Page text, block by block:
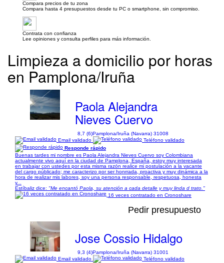
Compara precios de tu zona
Compara hasta 4 presupuestos desde tu PC o smartphone, sin compromiso.
Contrata con confianza
Lee opiniones y consulta perfiles para más información.
Limpieza a domicilio por horas
en Pamplona/Iruña
Paola Alejandra
Nieves Cuervo
8,7 (6)Pamplona/Iruña (Navarra) 31008
Email validado
Teléfono validado
Responde rápido
Buenas tardes mi nombre es Paola Alejandra Nieves Cuervo soy Colombiana
actualmente vivo aquí en la ciudad de Pamplona, España, estoy muy interesada
en trabajar con ustedes por esta misma razón realice mi postulación a la vacante
del cargo públicado; me caracterizo por ser honrrada, proactiva y muy dinámica a la
hora de realizar mis labores, soy una persona responsable, respetuosa, honesta
y...
Estíbaliz dice: "Me encantó Paola, su atención a cada detalle y muy linda d trato."
16 veces contratado en Cronoshare
Pedir presupuesto
Jose Cossio Hidalgo
9,3 (4)Pamplona/Iruña (Navarra) 31001
Email validado
Teléfono validado